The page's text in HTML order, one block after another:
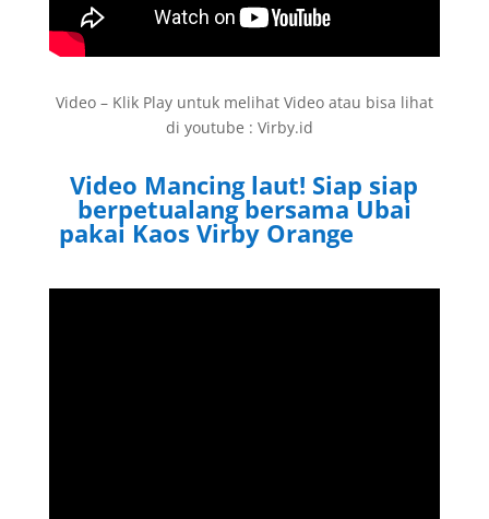
Video – Klik Play untuk melihat Video atau bisa lihat
di youtube : Virby.id
Video Mancing laut! Siap siap
berpetualang bersama Ubai
pakai Kaos Virby Orange